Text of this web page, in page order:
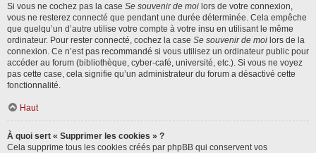
Si vous ne cochez pas la case Se souvenir de moi lors de votre connexion,
vous ne resterez connecté que pendant une durée déterminée. Cela empêche
que quelqu’un d’autre utilise votre compte à votre insu en utilisant le même
ordinateur. Pour rester connecté, cochez la case Se souvenir de moi lors de la
connexion. Ce n’est pas recommandé si vous utilisez un ordinateur public pour
accéder au forum (bibliothèque, cyber-café, université, etc.). Si vous ne voyez
pas cette case, cela signifie qu’un administrateur du forum a désactivé cette
fonctionnalité.
Haut
À quoi sert « Supprimer les cookies » ?
Cela supprime tous les cookies créés par phpBB qui conservent vos